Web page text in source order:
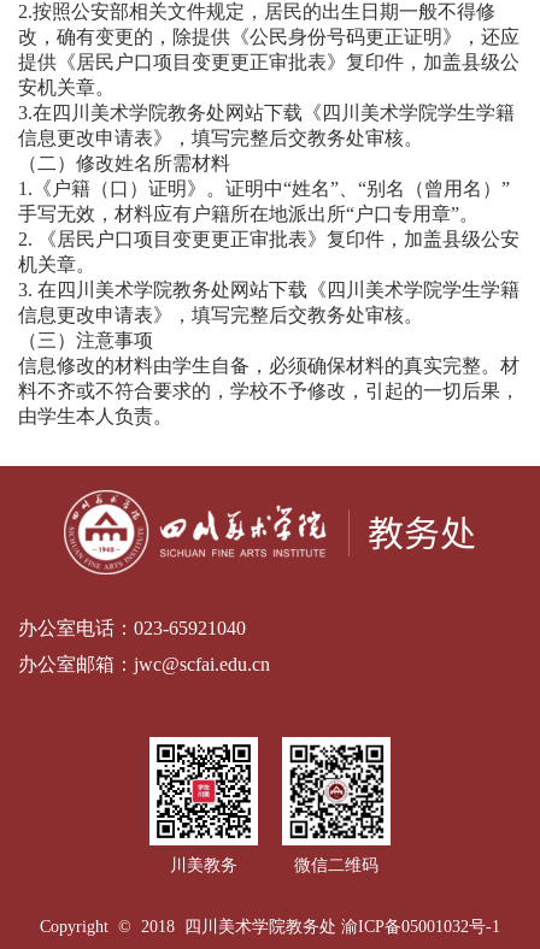
2.按照公安部相关文件规定，居民的出生日期一般不得修
改，确有变更的，除提供《公民身份号码更正证明》，还应
提供《居民户口项目变更更正审批表》复印件，加盖县级公
安机关章。
3.在四川美术学院教务处网站下载《四川美术学院学生学籍
信息更改申请表》，填写完整后交教务处审核。
（二）修改姓名所需材料
1.《户籍（口）证明》。证明中“姓名”、“别名（曾用名）”
手写无效，材料应有户籍所在地派出所“户口专用章”。
2. 《居民户口项目变更更正审批表》复印件，加盖县级公安
机关章。
3. 在四川美术学院教务处网站下载《四川美术学院学生学籍
信息更改申请表》，填写完整后交教务处审核。
（三）注意事项
信息修改的材料由学生自备，必须确保材料的真实完整。材
料不齐或不符合要求的，学校不予修改，引起的一切后果，
由学生本人负责。
办公室电话： 023-65921040
办公室邮箱： jwc@scfai.edu.cn
川美教务 微信二维码
Copyright © 2018 四川美术学院教务处 渝ICP备05001032号-1